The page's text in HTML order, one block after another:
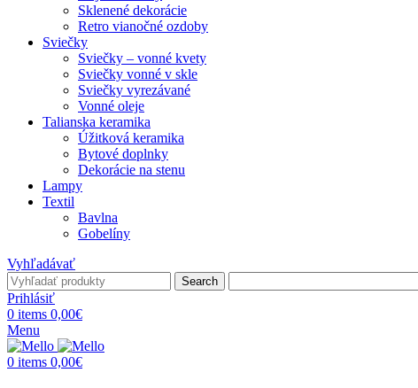
Sklenené dekorácie
Retro vianočné ozdoby
Sviečky
Sviečky – vonné kvety
Sviečky vonné v skle
Sviečky vyrezávané
Vonné oleje
Talianska keramika
Úžitková keramika
Bytové doplnky
Dekorácie na stenu
Lampy
Textil
Bavlna
Gobelíny
Vyhľadávať
Search
Prihlásiť
0 items 0,00€
Menu
0 items 0,00€